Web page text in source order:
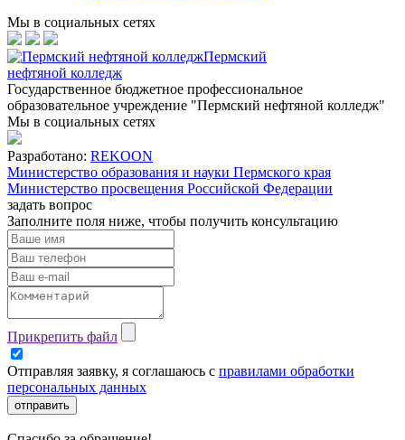
Мы в социальных сетях
Пермский
нефтяной колледж
Государственное бюджетное профессиональное
образовательное учреждение "Пермский нефтяной колледж"
Мы в социальных сетях
Разработано: REKOON
Министерство образования и науки Пермского края
Министерство просвещения Российской Федерации
задать вопрос
Заполните поля ниже, чтобы получить консультацию
Прикрепить файл
Отправляя заявку, я соглашаюсь с правилами обработки
персональных данных
отправить